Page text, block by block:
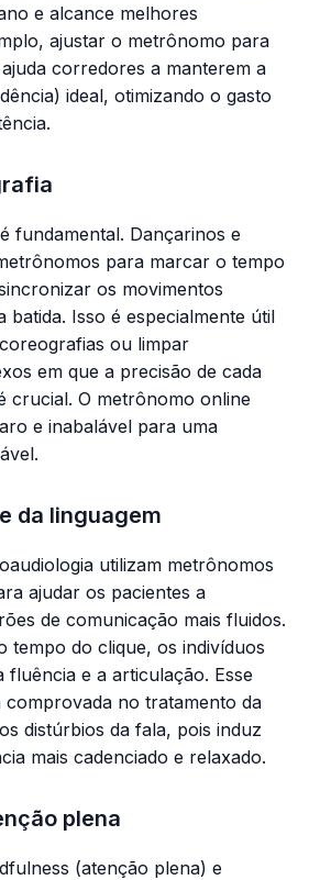
e alcance melhores
ajustar o metrônomo para
corredores a manterem a
ideal, otimizando o gasto
fundamental. Dançarinos e
para marcar o tempo
os movimentos
batida. Isso é especialmente útil
ou limpar
em que a precisão de cada
crucial. O metrônomo online
e inabalável para uma
da linguagem
utilizam metrônomos
ajudar os pacientes a
de comunicação mais fluidos.
tempo do clique, os indivíduos
e a articulação. Esse
comprovada no tratamento da
distúrbios da fala, pois induz
mais cadenciado e relaxado.
plena
(atenção plena) e